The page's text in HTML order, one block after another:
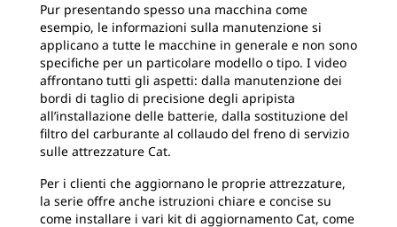
Pur presentando spesso una macchina come
esempio, le informazioni sulla manutenzione si
applicano a tutte le macchine in generale e non sono
specifiche per un particolare modello o tipo. I video
affrontano tutti gli aspetti: dalla manutenzione dei
bordi di taglio di precisione degli apripista
all’installazione delle batterie, dalla sostituzione del
filtro del carburante al collaudo del freno di servizio
sulle attrezzature Cat.
Per i clienti che aggiornano le proprie attrezzature,
la serie offre anche istruzioni chiare e concise su
come installare i vari kit di aggiornamento Cat, come